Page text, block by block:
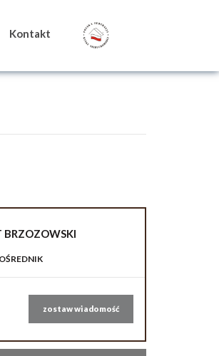
Kontakt
BRZOZOWSKI
zostaw wiadomość